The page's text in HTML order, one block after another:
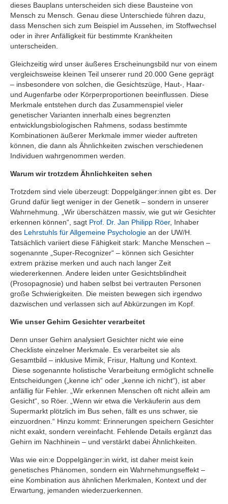
dieses Bauplans unterscheiden sich diese Bausteine von
Mensch zu Mensch. Genau diese Unterschiede führen dazu,
dass Menschen sich zum Beispiel im Aussehen, im Stoffwechsel
oder in ihrer Anfälligkeit für bestimmte Krankheiten
unterscheiden.
Gleichzeitig wird unser äußeres Erscheinungsbild nur von einem
vergleichsweise kleinen Teil unserer rund 20.000 Gene geprägt
– insbesondere von solchen, die Gesichtszüge, Haut-, Haar-
und Augenfarbe oder Körperproportionen beeinflussen. Diese
Merkmale entstehen durch das Zusammenspiel vieler
genetischer Varianten innerhalb eines begrenzten
entwicklungsbiologischen Rahmens, sodass bestimmte
Kombinationen äußerer Merkmale immer wieder auftreten
können, die dann als Ähnlichkeiten zwischen verschiedenen
Individuen wahrgenommen werden.
Warum wir trotzdem Ähnlichkeiten sehen
Trotzdem sind viele überzeugt: Doppelgänger:innen gibt es. Der
Grund dafür liegt weniger in der Genetik – sondern in unserer
Wahrnehmung. „Wir überschätzen massiv, wie gut wir Gesichter
erkennen können“, sagt Prof. Dr. Jan Philipp Röer, Inhaber
des Lehrstuhls für Allgemeine Psychologie an der UW/H.
Tatsächlich variiert diese Fähigkeit stark: Manche Menschen –
sogenannte „Super-Recognizer“ – können sich Gesichter
extrem präzise merken und auch nach langer Zeit
wiedererkennen. Andere leiden unter Gesichtsblindheit
(Prosopagnosie) und haben selbst bei vertrauten Personen
große Schwierigkeiten. Die meisten bewegen sich irgendwo
dazwischen und verlassen sich auf Abkürzungen im Kopf.
Wie unser Gehirn Gesichter verarbeitet
Denn unser Gehirn analysiert Gesichter nicht wie eine
Checkliste einzelner Merkmale. Es verarbeitet sie als
Gesamtbild – inklusive Mimik, Frisur, Haltung und Kontext.
Diese sogenannte holistische Verarbeitung ermöglicht schnelle
Entscheidungen („kenne ich“ oder „kenne ich nicht“), ist aber
anfällig für Fehler. „Wir erkennen Menschen oft nicht allein am
Gesicht“, so Röer. „Wenn wir etwa die Verkäuferin aus dem
Supermarkt plötzlich im Bus sehen, fällt es uns schwer, sie
einzuordnen.“ Hinzu kommt: Erinnerungen speichern Gesichter
nicht exakt, sondern vereinfacht. Fehlende Details ergänzt das
Gehirn im Nachhinein – und verstärkt dabei Ähnlichkeiten.
Was wie ein:e Doppelgänger:in wirkt, ist daher meist kein
genetisches Phänomen, sondern ein Wahrnehmungseffekt –
eine Kombination aus ähnlichen Merkmalen, Kontext und der
Erwartung, jemanden wiederzuerkennen.